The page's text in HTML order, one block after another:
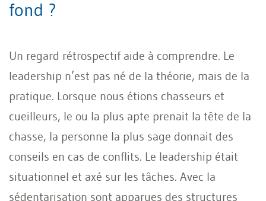
fond ?
Un regard rétrospectif aide à comprendre. Le
leadership n’est pas né de la théorie, mais de la
pratique. Lorsque nous étions chasseurs et
cueilleurs, le ou la plus apte prenait la tête de la
chasse, la personne la plus sage donnait des
conseils en cas de conflits. Le leadership était
situationnel et axé sur les tâches. Avec la
sédentarisation sont apparues des structures